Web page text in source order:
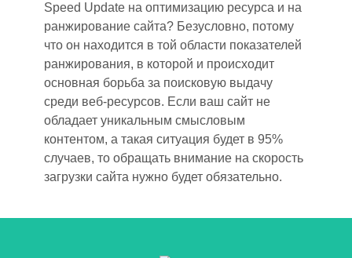
Speed Update на оптимизацию ресурса и на
ранжирование сайта? Безусловно, потому
что он находится в той области показателей
ранжирования, в которой и происходит
основная борьба за поисковую выдачу
среди веб-ресурсов. Если ваш сайт не
обладает уникальным смысловым
контентом, а такая ситуация будет в 95%
случаев, то обращать внимание на скорость
загрузки сайта нужно будет обязательно.